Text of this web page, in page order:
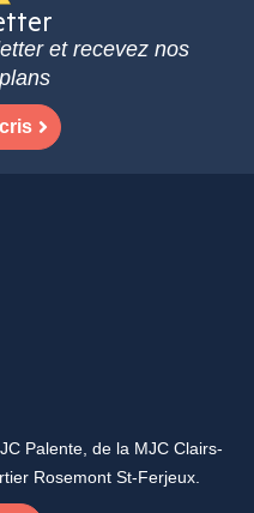
et recevez nos
Palente, de la MJC Clairs-
Rosemont St-Ferjeux.